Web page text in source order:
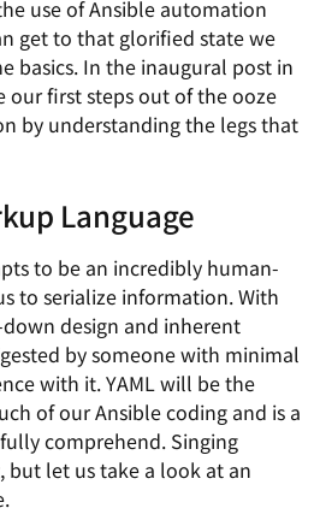
use of Ansible automation
get to that glorified state we
basics. In the inaugural post in
our first steps out of the ooze
by understanding the legs that
Language
to be an incredibly human-
to serialize information. With
design and inherent
by someone with minimal
with it. YAML will be the
of our Ansible coding and is a
comprehend. Singing
but let us take a look at an